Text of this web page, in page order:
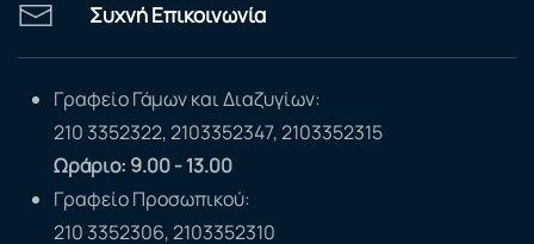
Συχνή Επικοινωνία
Γραφείο Γάμων και Διαζυγίων:
210 3352322, 2103352347, 2103352315
Ωράριο: 9.00 - 13.00
Γραφείο Προσωπικού:
210 3352306, 2103352310